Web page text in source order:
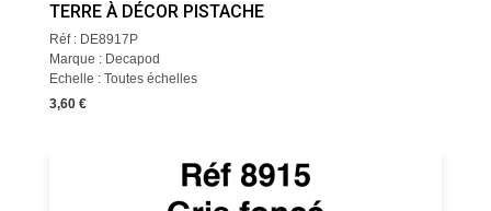
TERRE À DÉCOR PISTACHE
Réf : DE8917P
Marque : Decapod
Echelle : Toutes échelles
3,60 €